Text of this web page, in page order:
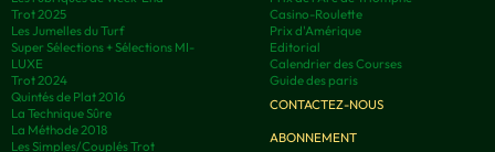
Trot 2025
Les Jumelles du Turf
Super Sélections + Sélections MI-
LUXE
Trot 2024
Quintés de Plat 2016
La Technique Sûre
La Méthode 2018
Les Simples/Couplés Trot
Casino-Roulette
Prix d'Amérique
Editorial
Calendrier des Courses
Guide des paris
CONTACTEZ-NOUS
ABONNEMENT